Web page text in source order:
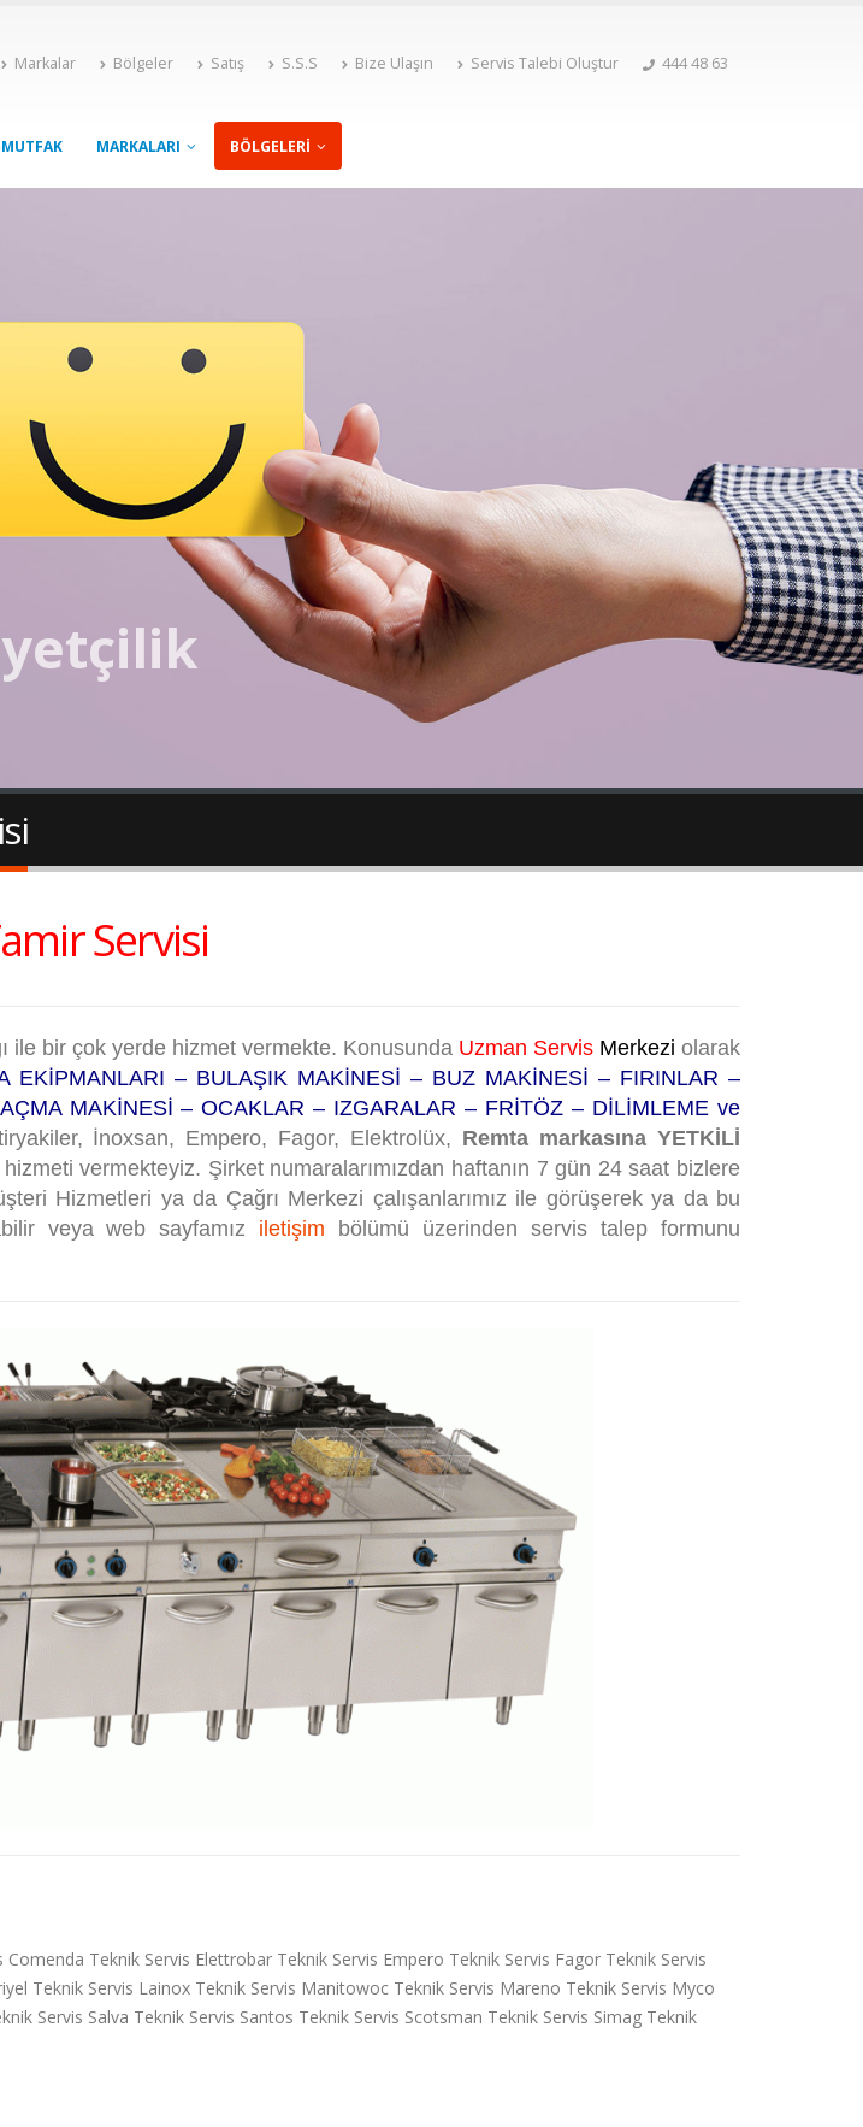
Markalar Bölgeler Satış S.S.S Bize Ulaşın Servis Talebi Oluştur 444 48 63
MARKALARI BÖLGELERI
Servisi
ile bir çok yerde hizmet vermekte. Konusunda Uzman Servis Merkezi olarak
EKİPMANLARI – BULAŞIK MAKİNESİ – BUZ MAKİNESİ – FIRINLAR –
MAKİNESİ – OCAKLAR – IZGARALAR – FRİTÖZ – DİLİMLEME ve
İnoxsan, Empero, Fagor, Elektrolüx, Remta markasına YETKİLİ
vermekteyiz. Şirket numaralarımızdan haftanın 7 gün 24 saat bizlere
Hizmetleri ya da Çağrı Merkezi çalışanlarımız ile görüşerek ya da bu
veya web sayfamız iletişim bölümü üzerinden servis talep formunu
Teknik Servis Elettrobar Teknik Servis Empero Teknik Servis Fagor Teknik Servis
Teknik Servis Lainox Teknik Servis Manitowoc Teknik Servis Mareno Teknik Servis Myco
Servis Salva Teknik Servis Santos Teknik Servis Scotsman Teknik Servis Simag Teknik